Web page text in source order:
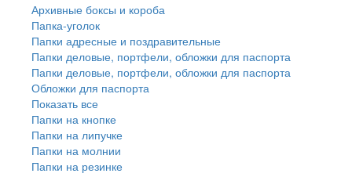
Архивные боксы и короба
Папка-уголок
Папки адресные и поздравительные
Папки деловые, портфели, обложки для паспорта
Папки деловые, портфели, обложки для паспорта
Обложки для паспорта
Показать все
Папки на кнопке
Папки на липучке
Папки на молнии
Папки на резинке